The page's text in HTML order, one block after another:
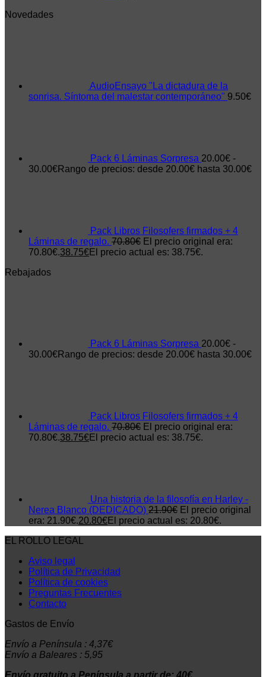
Novedades
AudioEnsayo "La dictadura de la
sonrisa. Síntoma del malestar contemporáneo" 9.50€
Pack 6 Láminas Sorpresa 20.00€ -
30.00€Rango de precios: desde 20.00€ hasta 30.00€
Pack Libros Filosofers firmados + 4
Láminas de regalo. 70.80€ El precio original era:
70.80€.38.75€El precio actual es: 38.75€.
Rebajados
Pack 6 Láminas Sorpresa 20.00€ -
30.00€Rango de precios: desde 20.00€ hasta 30.00€
Pack Libros Filosofers firmados + 4
Láminas de regalo. 70.80€ El precio original era:
70.80€.38.75€El precio actual es: 38.75€.
Una historia de la filosofía en Harley -
Nerea Blanco (DEDICADO) 21.90€ El precio original
era: 21.90€.20.80€El precio actual es: 20.80€.
EL ROLLO LEGAL
Aviso legal
Política de Privacidad
Política de cookies
Preguntas Frecuentes
Contacto
Gastos de Envío
Envío a Península : 4,37€
Envío a Baleares : 5,95
Envío gratuito a Península a partir de: 40€